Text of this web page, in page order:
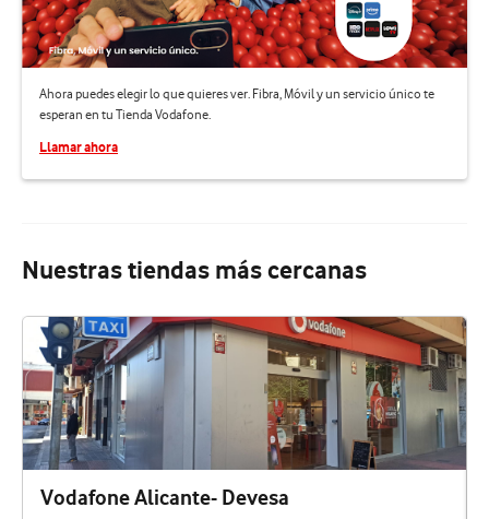
Ahora puedes elegir lo que quieres ver. Fibra, Móvil y un servicio único te
esperan en tu Tienda Vodafone.
Llamar ahora
Nuestras tiendas más cercanas
Vodafone Alicante- Devesa